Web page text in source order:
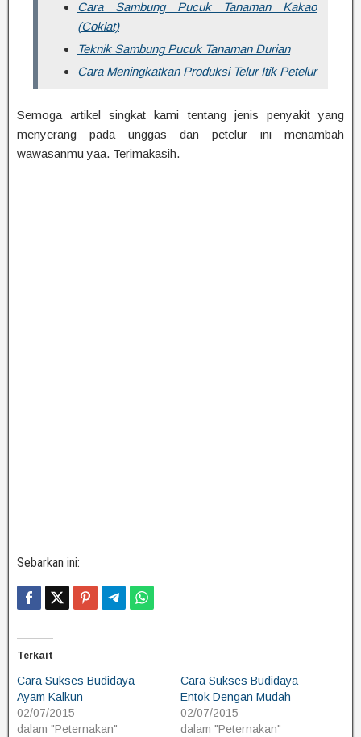
Cara Sambung Pucuk Tanaman Kakao
(Coklat)
Teknik Sambung Pucuk Tanaman Durian
Cara Meningkatkan Produksi Telur Itik Petelur
Semoga artikel singkat kami tentang jenis penyakit yang
menyerang pada unggas dan petelur ini menambah
wawasanmu yaa. Terimakasih.
Sebarkan ini:
Terkait
Cara Sukses Budidaya
Ayam Kalkun
02/07/2015
dalam "Peternakan"
Cara Sukses Budidaya
Entok Dengan Mudah
02/07/2015
dalam "Peternakan"